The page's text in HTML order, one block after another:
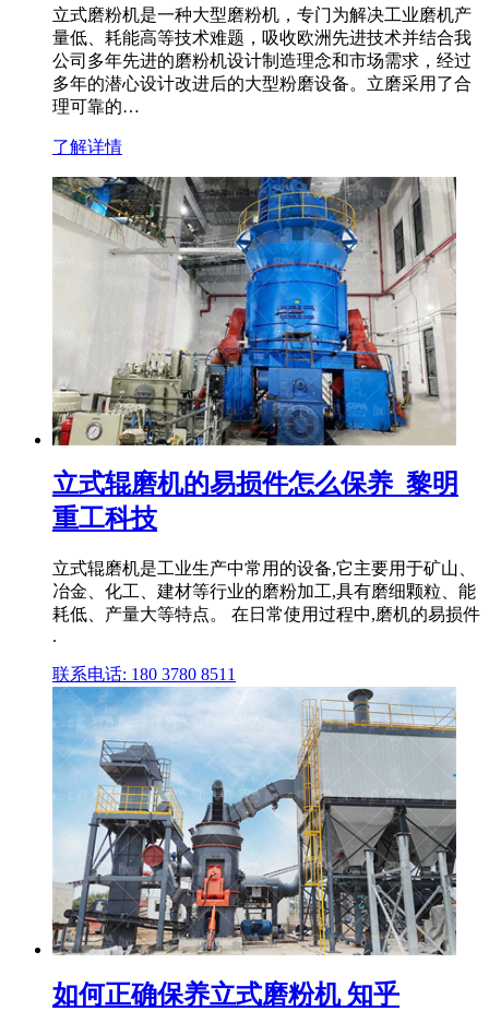
立式磨粉机是一种大型磨粉机，专门为解决工业磨机产
量低、耗能高等技术难题，吸收欧洲先进技术并结合我
公司多年先进的磨粉机设计制造理念和市场需求，经过
多年的潜心设计改进后的大型粉磨设备。立磨采用了合
理可靠的…
了解详情
立式辊磨机的易损件怎么保养_黎明
重工科技
立式辊磨机是工业生产中常用的设备,它主要用于矿山、
冶金、化工、建材等行业的磨粉加工,具有磨细颗粒、能
耗低、产量大等特点。 在日常使用过程中,磨机的易损件
.
联系电话: 180 3780 8511
如何正确保养立式磨粉机 知乎